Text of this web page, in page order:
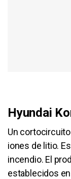
Hyundai
Un
iones de litio.
incendio. El
establecidos